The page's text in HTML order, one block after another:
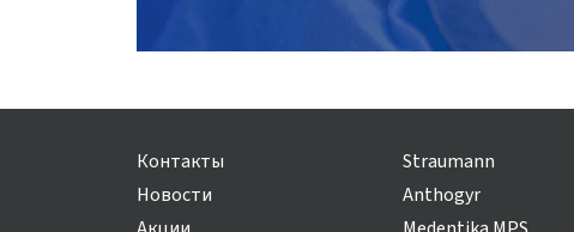
Контакты
Новости
Straumann
Anthogyr